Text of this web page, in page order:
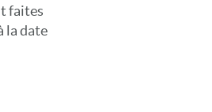
faites
la date